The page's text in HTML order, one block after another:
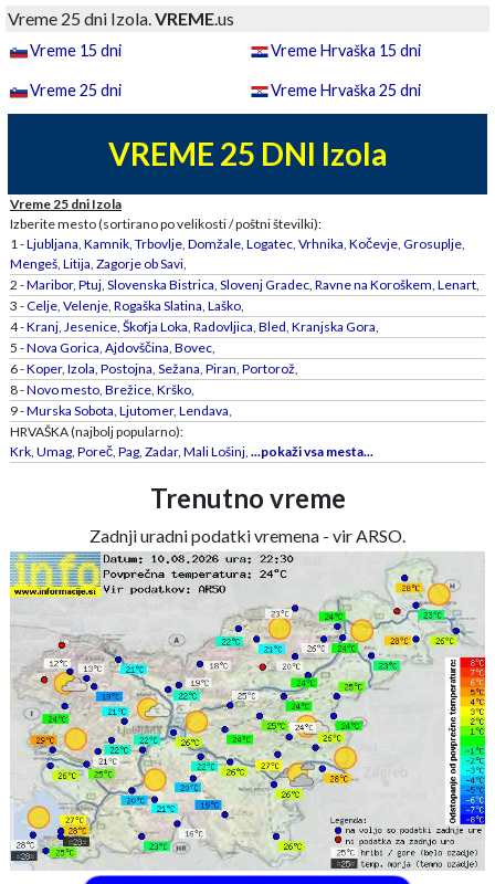
Vreme 25 dni Izola.VREME.us
Vreme 15 dni Vreme Hrvaška 15 dni
Vreme 25 dni Vreme Hrvaška 25 dni
VREME 25 DNI Izola
Vreme 25 dni Izola
Izberite mesto (sortirano po velikosti / poštni številki):
1 -Ljubljana, Kamnik, Trbovlje, Domžale, Logatec, Vrhnika, Kočevje, Grosuplje,
Mengeš, Litija, Zagorje ob Savi,
2 -Maribor, Ptuj, Slovenska Bistrica, Slovenj Gradec, Ravne na Koroškem, Lenart,
3 -Celje, Velenje, Rogaška Slatina, Laško,
4 -Kranj, Jesenice, Škofja Loka, Radovljica, Bled, Kranjska Gora,
5 -Nova Gorica, Ajdovščina, Bovec,
6 -Koper, Izola, Postojna, Sežana, Piran, Portorož,
8 -Novo mesto, Brežice, Krško,
9 -Murska Sobota, Ljutomer, Lendava,
HRVAŠKA (najbolj popularno):
Krk, Umag, Poreč, Pag, Zadar, Mali Lošinj, ...pokaži vsa mesta...
Trenutno vreme
Zadnji uradni podatki vremena - vir ARSO.